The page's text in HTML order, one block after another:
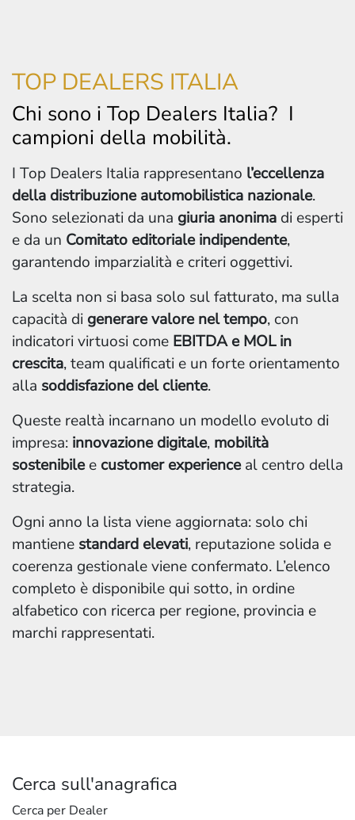
TOP DEALERS ITALIA
Chi sono i Top Dealers Italia? I
campioni della mobilità.
I Top Dealers Italia rappresentano l’eccellenza
della distribuzione automobilistica nazionale.
Sono selezionati da una giuria anonima di esperti
e da un Comitato editoriale indipendente,
garantendo imparzialità e criteri oggettivi.
La scelta non si basa solo sul fatturato, ma sulla
capacità di generare valore nel tempo, con
indicatori virtuosi come EBITDA e MOL in
crescita, team qualificati e un forte orientamento
alla soddisfazione del cliente.
Queste realtà incarnano un modello evoluto di
impresa: innovazione digitale, mobilità
sostenibilee customer experienceal centro della
strategia.
Ogni anno la lista viene aggiornata: solo chi
mantiene standard elevati, reputazione solida e
coerenza gestionale viene confermato. L’elenco
completo è disponibile qui sotto, in ordine
alfabetico con ricerca per regione, provincia e
marchi rappresentati.
Cerca sull'anagrafica
Cerca per Dealer